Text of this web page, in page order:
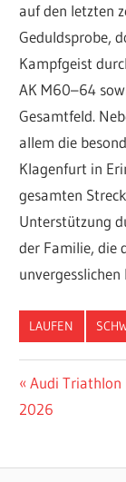
auf den letzten
Geduldsprobe,
Kampfgeist
AK M60–64
Gesamtfeld.
allem die
Klagenfurt in
gesamten
Unterstützung
der Familie, die
LAUFEN
Vorheriger
Beitrag:
Audi Triathlon
2026